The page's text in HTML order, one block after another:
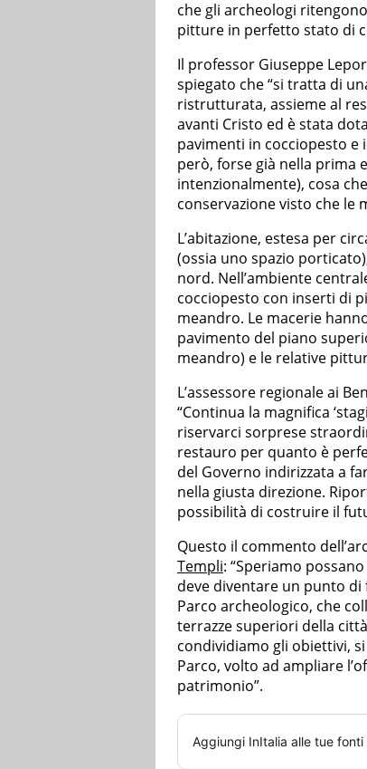
che gli archeologi
pitture in perfetto stato di
Il professor Giuseppe
spiegato che “si tratta di
ristrutturata, assieme al
avanti Cristo ed è stata
pavimenti in cocciopesto
però, forse già nella prima
intenzionalmente), cosa
conservazione visto che le
L’abitazione, estesa per
(ossia uno spazio
nord. Nell’ambiente
cocciopesto con inserti di
meandro. Le macerie
pavimento del piano
meandro) e le relative
L’assessore regionale ai
“Continua la magnifica
riservarci sorprese
restauro per quanto è
del Governo indirizzata a
nella giusta direzione.
possibilità di costruire il
Questo il commento
Templi: “Speriamo
deve diventare un punto
Parco archeologico, che
terrazze superiori della
condividiamo gli obiettivi,
Parco, volto ad ampliare
patrimonio”.
Aggiungi InItalia alle tue